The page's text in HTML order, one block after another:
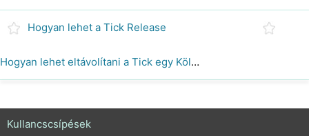
Hogyan lehet a Tick Release
Hogyan lehet eltávolítani a Tick egy Köldök
Kullancscsípések